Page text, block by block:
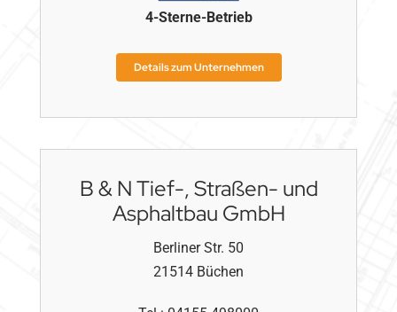
4-Sterne-Betrieb
Details zum Unternehmen
B & N Tief-, Straßen- und
Asphaltbau GmbH
Berliner Str. 50
21514 Büchen